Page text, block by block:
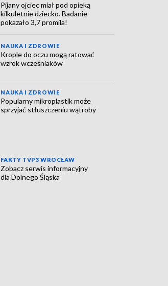
Pijany ojciec miał pod opieką
kilkuletnie dziecko. Badanie
pokazało 3,7 promila!
NAUKA I ZDROWIE
Krople do oczu mogą ratować
wzrok wcześniaków
NAUKA I ZDROWIE
Popularny mikroplastik może
sprzyjać stłuszczeniu wątroby
FAKTY TVP3 WROCŁAW
Zobacz serwis informacyjny
dla Dolnego Śląska